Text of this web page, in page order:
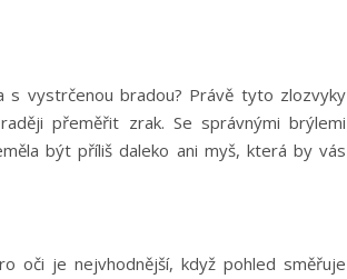
s vystrčenou bradou? Právě tyto zlozvyky
přeměřit zrak. Se správnými brýlemi
být příliš daleko ani myš, která by vás
oči je nejvhodnější, když pohled směřuje